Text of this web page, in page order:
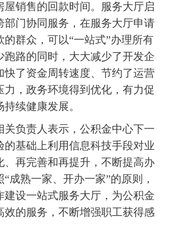
屋销售的回款时间。服务大厅启
部门协同服务，在服务大厅申请
群众，可以“一站式”办理所有
跑路的同时，大大减少了开发企
快了资金周转速度、节约了运营
力，政务环境得到优化，有力促
续健康发展。
负责人表示，公积金中心下一
的基础上利用信息科技手段对业
、再完善和再提升，不断提高办
成熟一家、开办一家”的原则，
建设一站式服务大厅，为公积金
效的服务，不断增强职工获得感